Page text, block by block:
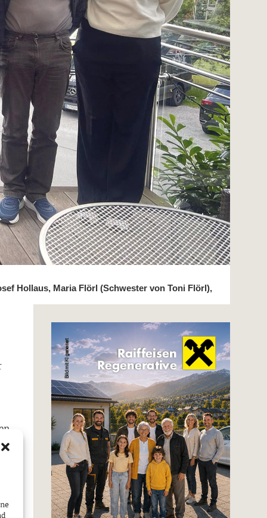
Hollaus, Maria Flörl (Schwester von Toni Flörl),